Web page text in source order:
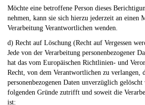
Möchte eine betroffene Person dieses
nehmen, kann sie sich hierzu jederzeit an einen
Verarbeitung Verantwortlichen wenden.
d) Recht auf Löschung (Recht auf Vergessen
Jede von der Verarbeitung personenbezogener
hat das vom Europäischen Richtlinien- und
Recht, von dem Verantwortlichen zu verlangen,
personenbezogenen Daten unverzüglich
folgenden Gründe zutrifft und soweit die
ist: